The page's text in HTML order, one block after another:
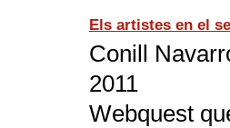
Els artistes en el
Conill
2011
Webquest